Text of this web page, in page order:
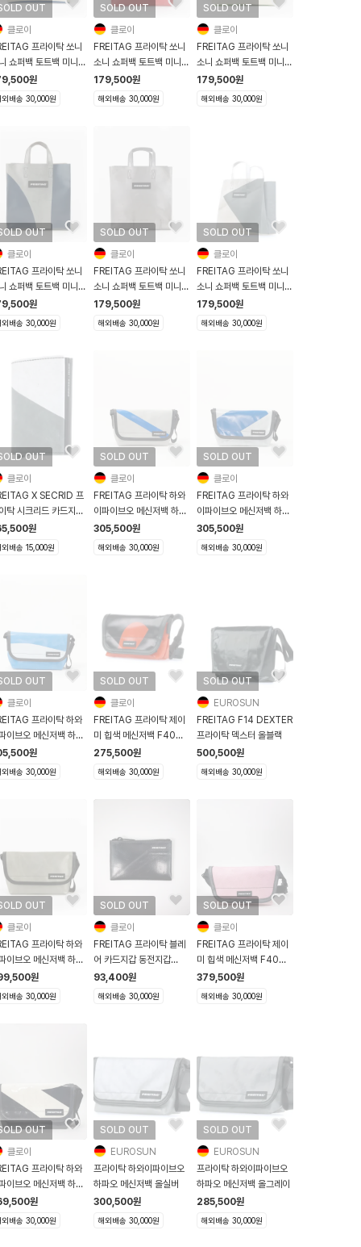
OUT
클로이
프라이탁 쏘니
쇼퍼백 토트백 미니
Sonny 블루 화이
원
외배송 30,000원
SOLD OUT
클로이
FREITAG 프라이탁 쏘니
소니 쇼퍼백 토트백 미니
F250 Sonny 레드
179,500원
해외배송 30,000원
SOLD OUT
클로이
FREITAG 프라이탁 쏘니
소니 쇼퍼백 토트백 미니
F250 Sonny 그린 화이
179,500원
해외배송 30,000원
OUT
클로이
프라이탁 쏘니
쇼퍼백 토트백 미니
Sonny 실버그레이
원
외배송 30,000원
SOLD OUT
클로이
FREITAG 프라이탁 쏘니
소니 쇼퍼백 토트백 미니
F250 Sonny 실버그레이
179,500원
해외배송 30,000원
SOLD OUT
클로이
FREITAG 프라이탁 쏘니
소니 쇼퍼백 토트백 미니
F250 Sonny 그레이 화
179,500원
해외배송 30,000원
OUT
클로이
X SECRID 프
탁 시크리드 카드지갑
그레이 화이트
원
외배송 15,000원
SOLD OUT
클로이
FREITAG 프라이탁 하와
이파이브오 메신저백 하파
오 F41 Hawaii Five O
305,500원
해외배송 30,000원
SOLD OUT
클로이
FREITAG 프라이탁 하와
이파이브오 메신저백 하파
오 F41 Hawaii Five O
305,500원
해외배송 30,000원
OUT
클로이
프라이탁 하와
이브오 메신저백 하파
Hawaii Five O
트블루 화이트
원
외배송 30,000원
SOLD OUT
클로이
FREITAG 프라이탁 제이
미 힙색 메신저백 F40
Jamie 레드 블랙
275,500원
해외배송 30,000원
SOLD OUT
EUROSUN
FREITAG F14 DEXTER
프라이탁 덱스터 올블랙
500,500원
해외배송 30,000원
OUT
클로이
프라이탁 하와
이브오 메신저백 하파
Hawaii Five O
그레이
원
외배송 30,000원
SOLD OUT
클로이
FREITAG 프라이탁 블레
어 카드지갑 동전지갑
F05 Blair 블랙
93,400원
해외배송 30,000원
SOLD OUT
클로이
FREITAG 프라이탁 제이
미 힙색 메신저백 F40
Jamie 핑크
379,500원
해외배송 30,000원
OUT
클로이
프라이탁 하와
이브오 메신저백 하파
Hawaii Five O
화이트
원
외배송 30,000원
SOLD OUT
EUROSUN
프라이탁 하와이파이브오
하파오 메신저백 올실버
300,500원
해외배송 30,000원
SOLD OUT
EUROSUN
프라이탁 하와이파이브오
하파오 메신저백 올그레이
285,500원
해외배송 30,000원